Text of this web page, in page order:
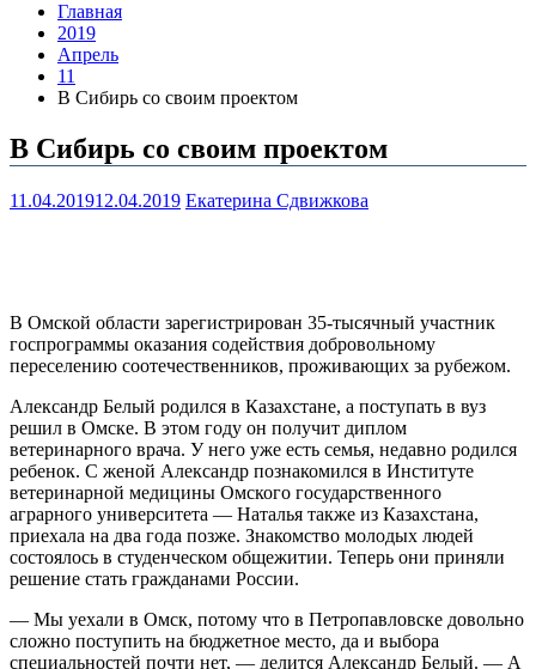
Главная
2019
Апрель
11
В Сибирь со своим проектом
В Сибирь со своим проектом
11.04.201912.04.2019 Екатерина Сдвижкова
В Омской области зарегистрирован 35-тысячный участник
госпрограммы оказания содействия добровольному
переселению соотечественников, проживающих за рубежом.
Александр Белый родился в Казахстане, а поступать в вуз
решил в Омске. В этом году он получит диплом
ветеринарного врача. У него уже есть семья, недавно родился
ребенок. С женой Александр познакомился в Институте
ветеринарной медицины Омского государственного
аграрного университета — Наталья также из Казахстана,
приехала на два года позже. Знакомство молодых людей
состоялось в студенческом общежитии. Теперь они приняли
решение стать гражданами России.
— Мы уехали в Омск, потому что в Петропавловске довольно
сложно поступить на бюджетное место, да и выбора
специальностей почти нет, — делится Александр Белый. — А